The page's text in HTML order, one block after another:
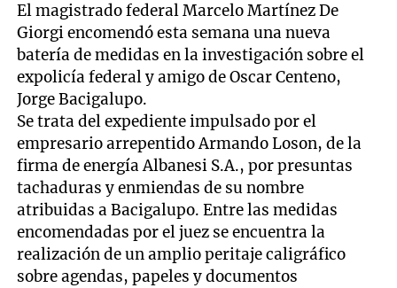
El magistrado federal Marcelo Martínez De
Giorgi encomendó esta semana una nueva
batería de medidas en la investigación sobre el
expolicía federal y amigo de Oscar Centeno,
Jorge Bacigalupo.
Se trata del expediente impulsado por el
empresario arrepentido Armando Loson, de la
firma de energía Albanesi S.A., por presuntas
tachaduras y enmiendas de su nombre
atribuidas a Bacigalupo. Entre las medidas
encomendadas por el juez se encuentra la
realización de un amplio peritaje caligráfico
sobre agendas, papeles y documentos